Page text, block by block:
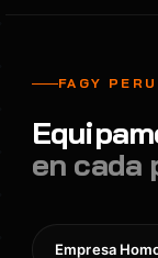
FAGY PERU
en cada
Empresa